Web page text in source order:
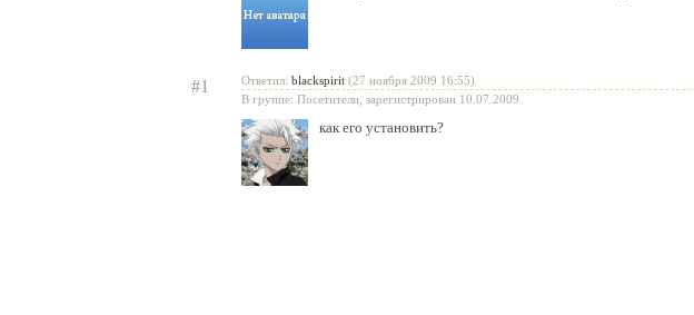
#1 Ответил: blackspirit (27 ноября 2009 16:55)
В группе: Посетители, зарегистрирован 10.07.2009
как его установить?